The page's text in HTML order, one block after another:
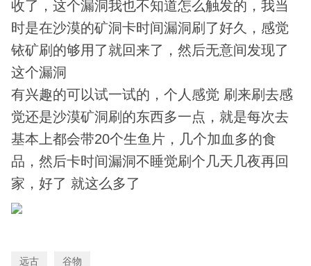
收了，这个漏洞我也不知道怎么触发的，我当
时是在沙漠的矿洞卡时间漏洞刷了好久，感觉
铱矿刷的够用了就回来了，然后无意间发现了
这个漏洞
有兴趣的可以试一试的，个人感觉 刷来刷去感
觉还是沙漠矿洞刷的东西多一点，就是每次去
基本上都会带20个生鱼片，几个加血多的食
品，然后卡时间漏洞不睡觉刷个几天几夜再回
家，好了 就这么多了
远古 谷物